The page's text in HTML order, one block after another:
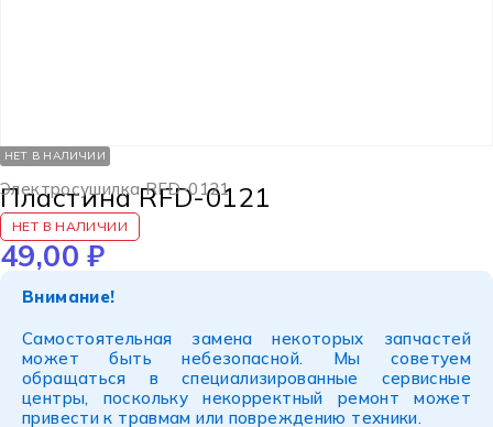
НЕТ В НАЛИЧИИ
Электросушилка RFD-0121
Пластина RFD-0121
НЕТ В НАЛИЧИИ
49,00₽
Внимание!
Самостоятельная замена некоторых запчастей
может быть небезопасной. Мы советуем
обращаться в специализированные сервисные
центры, поскольку некорректный ремонт может
привести к травмам или повреждению техники.